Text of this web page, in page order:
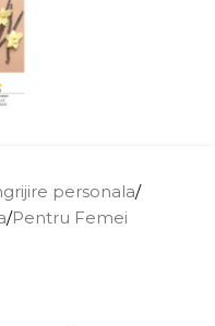
personala/
/Pentru Femei